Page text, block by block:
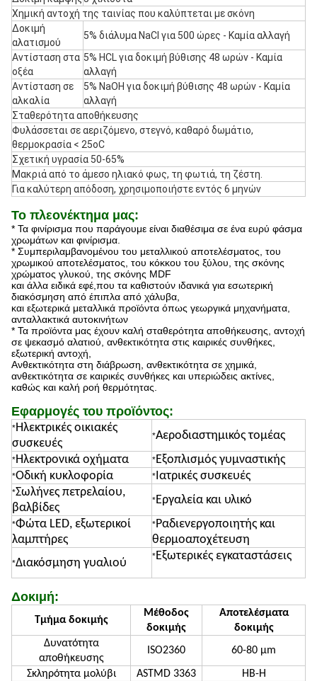
Χημική αντοχή της ταινίας που καλύπτεται με σκόνη
Δοκιμή
αλατισμού
5% διάλυμα NaCl για 500 ώρες - Καμία αλλαγή
Αντίσταση στα
οξέα
5% HCL για δοκιμή βύθισης 48 ωρών - Καμία
αλλαγή
Αντίσταση σε
αλκαλία
5% NaOH για δοκιμή βύθισης 48 ωρών - Καμία
αλλαγή
Σταθερότητα αποθήκευσης
Φυλάσσεται σε αεριζόμενο, στεγνό, καθαρό δωμάτιο,
θερμοκρασία < 25oC
Σχετική υγρασία 50-65%
Μακριά από το άμεσο ηλιακό φως, τη φωτιά, τη ζέστη.
Για καλύτερη απόδοση, χρησιμοποιήστε εντός 6 μηνών
Το πλεονέκτημα μας:
* Τα φινίρισμα που παράγουμε είναι διαθέσιμα σε ένα ευρύ φάσμα
χρωμάτων και φινίρισμα.
* Συμπεριλαμβανομένου του μεταλλικού αποτελέσματος, του
χρωμικού αποτελέσματος, του κόκκου του ξύλου, της σκόνης
χρώματος γλυκού, της σκόνης MDF
και άλλα ειδικά εφέ,που τα καθιστούν ιδανικά για εσωτερική
διακόσμηση από έπιπλα από χάλυβα,
και εξωτερικά μεταλλικά προϊόντα όπως γεωργικά μηχανήματα,
ανταλλακτικά αυτοκινήτων
* Τα προϊόντα μας έχουν καλή σταθερότητα αποθήκευσης, αντοχή
σε ψεκασμό αλατιού, ανθεκτικότητα στις καιρικές συνθήκες,
εξωτερική αντοχή,
Ανθεκτικότητα στη διάβρωση, ανθεκτικότητα σε χημικά,
ανθεκτικότητα σε καιρικές συνθήκες και υπεριώδεις ακτίνες,
καθώς και καλή ροή θερμότητας.
Εφαρμογές του προϊόντος:
*Ηλεκτρικές οικιακές
συσκευές
*Αεροδιαστημικός τομέας
*Ηλεκτρονικά οχήματα *Εξοπλισμός γυμναστικής
*Οδική κυκλοφορία *Ιατρικές συσκευές
*Σωλήνες πετρελαίου,
βαλβίδες
*Εργαλεία και υλικό
*Φώτα LED, εξωτερικοί
λαμπτήρες
*Ραδιενεργοποιητής και
θερμοαποχέτευση
*Διακόσμηση γυαλιού *Εξωτερικές εγκαταστάσεις
Δοκιμή:
Τμήμα δοκιμής
Μέθοδος
δοκιμής
Αποτελέσματα
δοκιμής
Δυνατότητα
αποθήκευσης
ISO2360 60-80 μm
Σκληρότητα μολύβι ASTMD 3363
HB-H